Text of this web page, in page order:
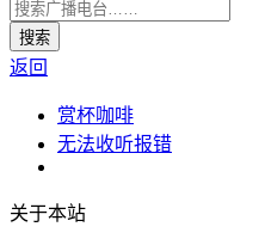
返回
赏杯咖啡
无法收听报错
关于本站